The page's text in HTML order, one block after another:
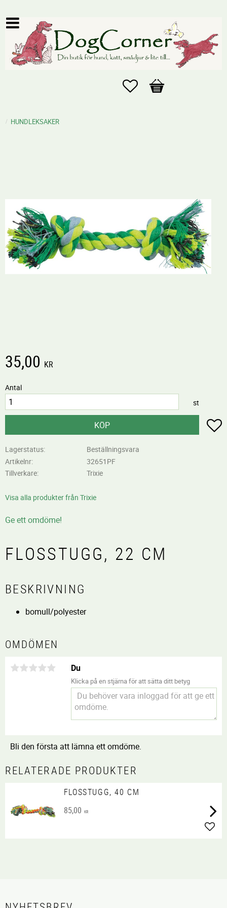
Favoriter
Kundvagn
HUNDLEKSAKER
35,00 KR
Antal
st
KÖP
Lagerstatus
Beställningsvara
Artikelnr
32651PF
Tillverkare
Trixie
Visa alla produkter från Trixie
Ge ett omdöme!
FLOSSTUGG, 22 CM
BESKRIVNING
bomull/polyester
OMDÖMEN
Du
Klicka på en stjärna för att sätta ditt betyg
Bli den första att lämna ett omdöme.
RELATERADE PRODUKTER
FLOSSTUGG, 40 CM
85,00 KR